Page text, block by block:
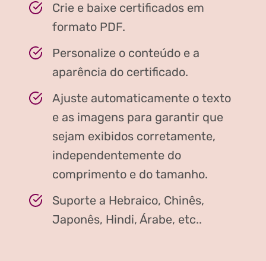
Crie e baixe certificados em
formato PDF.
Personalize o conteúdo e a
aparência do certificado.
Ajuste automaticamente o texto
e as imagens para garantir que
sejam exibidos corretamente,
independentemente do
comprimento e do tamanho.
Suporte a Hebraico, Chinês,
Japonês, Hindi, Árabe, etc..